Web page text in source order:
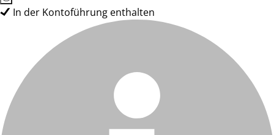
In der Kontoführung enthalten